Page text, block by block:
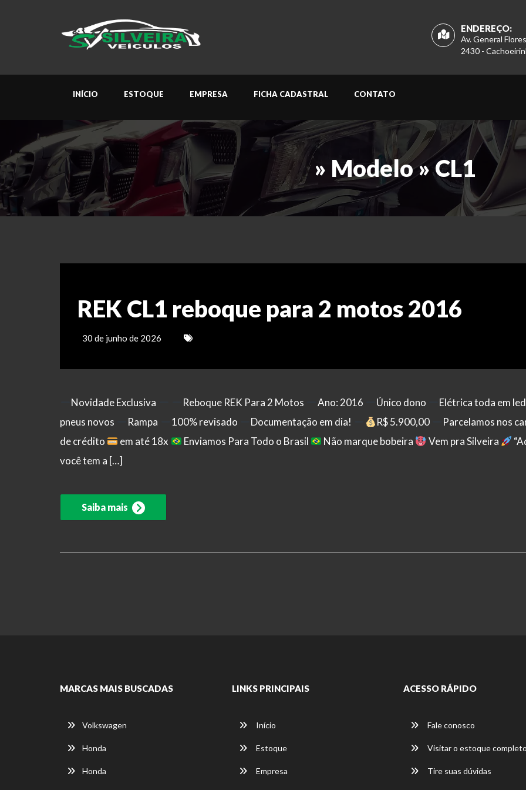
ENDEREÇO:
Av. General
2430 -
INÍCIO ESTOQUE EMPRESA FICHA CADASTRAL CONTATO
» Modelo » CL1
REK CL1 reboque para 2 motos 2016
30 de junho de 2026
Novidade Exclusiva Reboque REK Para 2 Motos Ano: 2016 Único dono Elétrica toda em led
pneus novos
Rampa 100% revisado Documentação em dia! R$ 5.900,00
Parcelamos nos
de crédito
em até 18x Enviamos Para Todo o Brasil Não marque bobeira Vem pra Silveira
você tem a […]
Saiba mais
MARCAS MAIS BUSCADAS
Volkswagen
Honda
Honda
LINKS PRINCIPAIS
Início
Estoque
Empresa
ACESSO RÁPIDO
Fale conosco
Visitar o estoque completo
Tire suas dúvidas